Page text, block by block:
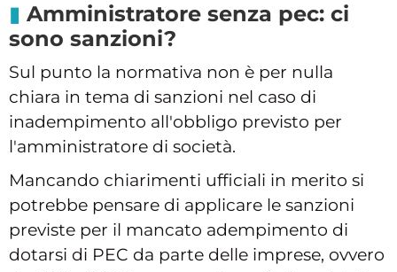
Amministratore senza pec: ci
sono sanzioni?
Sul punto la normativa non è per nulla
chiara in tema di sanzioni nel caso di
inadempimento all'obbligo previsto per
l'amministratore di società.
Mancando chiarimenti ufficiali in merito si
potrebbe pensare di applicare le sanzioni
previste per il mancato adempimento di
dotarsi di PEC da parte delle imprese, ovvero